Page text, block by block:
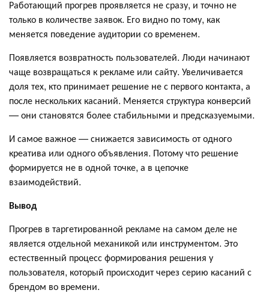
Работающий прогрев проявляется не сразу, и точно не
только в количестве заявок. Его видно по тому, как
меняется поведение аудитории со временем.
Появляется возвратность пользователей. Люди начинают
чаще возвращаться к рекламе или сайту. Увеличивается
доля тех, кто принимает решение не с первого контакта, а
после нескольких касаний. Меняется структура конверсий
— они становятся более стабильными и предсказуемыми.
И самое важное — снижается зависимость от одного
креатива или одного объявления. Потому что решение
формируется не в одной точке, а в цепочке
взаимодействий.
Вывод
Прогрев в таргетированной рекламе на самом деле не
является отдельной механикой или инструментом. Это
естественный процесс формирования решения у
пользователя, который происходит через серию касаний с
брендом во времени.